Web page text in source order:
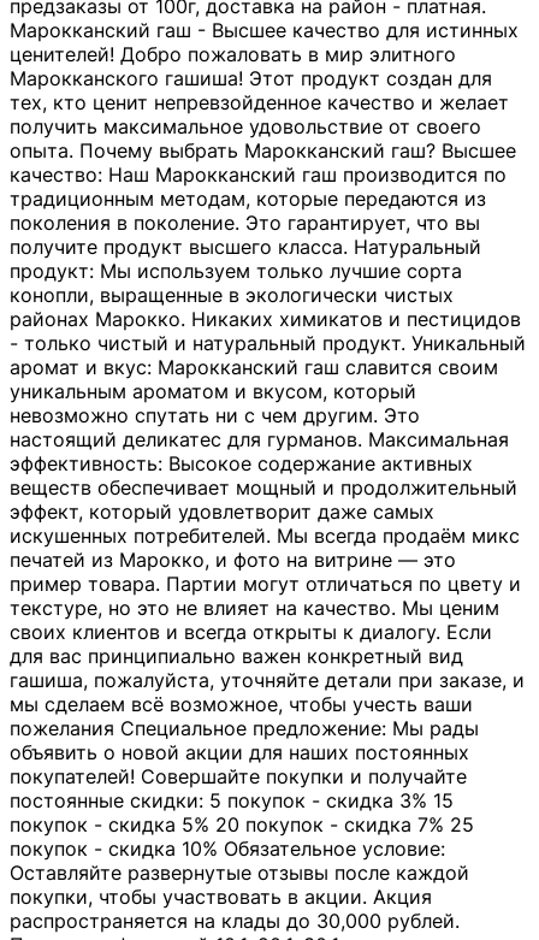
предзаказы от 100г, доставка на район - платная.
Марокканский гаш - Высшее качество для истинных
ценителей! Добро пожаловать в мир элитного
Марокканского гашиша! Этот продукт создан для
тех, кто ценит непревзойденное качество и желает
получить максимальное удовольствие от своего
опыта. Почему выбрать Марокканский гаш? Высшее
качество: Наш Марокканский гаш производится по
традиционным методам, которые передаются из
поколения в поколение. Это гарантирует, что вы
получите продукт высшего класса. Натуральный
продукт: Мы используем только лучшие сорта
конопли, выращенные в экологически чистых
районах Марокко. Никаких химикатов и пестицидов
- только чистый и натуральный продукт. Уникальный
аромат и вкус: Марокканский гаш славится своим
уникальным ароматом и вкусом, который
невозможно спутать ни с чем другим. Это
настоящий деликатес для гурманов. Максимальная
эффективность: Высокое содержание активных
веществ обеспечивает мощный и продолжительный
эффект, который удовлетворит даже самых
искушенных потребителей. Мы всегда продаём микс
печатей из Марокко, и фото на витрине — это
пример товара. Партии могут отличаться по цвету и
текстуре, но это не влияет на качество. Мы ценим
своих клиентов и всегда открыты к диалогу. Если
для вас принципиально важен конкретный вид
гашиша, пожалуйста, уточняйте детали при заказе, и
мы сделаем всё возможное, чтобы учесть ваши
пожелания Специальное предложение: Мы рады
объявить о новой акции для наших постоянных
покупателей! Совершайте покупки и получайте
постоянные скидки: 5 покупок - скидка 3% 15
покупок - скидка 5% 20 покупок - скидка 7% 25
покупок - скидка 10% Обязательное условие:
Оставляйте развернутые отзывы после каждой
покупки, чтобы участвовать в акции. Акция
распространяется на клады до 30,000 рублей.